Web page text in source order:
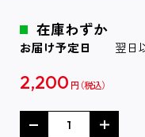
在庫わずか
お届け予定日 翌日
2,200 円